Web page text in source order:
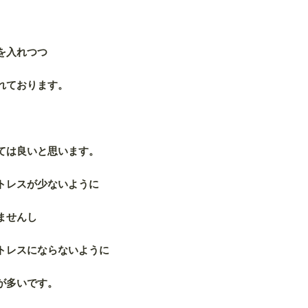
入れつつ
おります。
良いと思います。
レスが少ないように
せんし
レスにならないように
いです。